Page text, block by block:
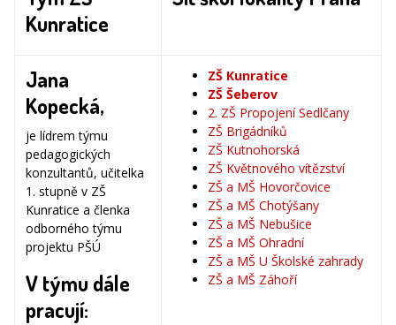
Kunratice
Jana
Kopecká,
je lídrem týmu
pedagogických
konzultantů, učitelka
1. stupně v ZŠ
Kunratice a členka
odborného týmu
projektu PŠÚ
V týmu dále
pracují:
ZŠ Kunratice
ZŠ Šeberov
2. ZŠ Propojení Sedlčany
ZŠ Brigádníků
ZŠ Kutnohorská
ZŠ Květnového vítězství
ZŠ a MŠ Hovorčovice
ZŠ a MŠ Chotýšany
ZŠ a MŠ Nebušice
ZŠ a MŠ Ohradní
ZŠ a MŠ U Školské zahrady
ZŠ a MŠ Záhoří